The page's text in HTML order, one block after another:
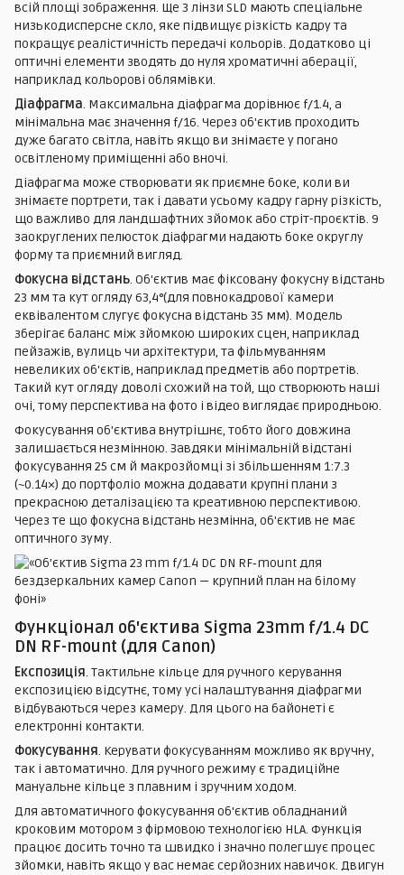
всій площі зображення. Ще 3 лінзи SLD мають спеціальне
низькодисперсне скло, яке підвищує різкість кадру та
покращує реалістичність передачі кольорів. Додатково ці
оптичні елементи зводять до нуля хроматичні аберації,
наприклад кольорові облямівки.
Діафрагма. Максимальна діафрагма дорівнює f/1.4, а
мінімальна має значення f/16. Через об'єктив проходить
дуже багато світла, навіть якщо ви знімаєте у погано
освітленому приміщенні або вночі.
Діафрагма може створювати як приємне боке, коли ви
знімаєте портрети, так і давати усьому кадру гарну різкість,
що важливо для ландшафтних зйомок або стріт-проєктів. 9
заокруглених пелюсток діафрагми надають боке округлу
форму та приємний вигляд.
Фокусна відстань. Об'єктив має фіксовану фокусну відстань
23 мм та кут огляду 63,4°(для повнокадрової камери
еквівалентом слугує фокусна відстань 35 мм). Модель
зберігає баланс між зйомкою широких сцен, наприклад
пейзажів, вулиць чи архітектури, та фільмуванням
невеликих об'єктів, наприклад предметів або портретів.
Такий кут огляду доволі схожий на той, що створюють наші
очі, тому перспектива на фото і відео виглядає природньою.
Фокусування об'єктива внутрішнє, тобто його довжина
залишається незмінною. Завдяки мінімальній відстані
фокусування 25 см й макрозйомці зі збільшенням 1:7.3
(~0.14×) до портфоліо можна додавати крупні плани з
прекрасною деталізацією та креативною перспективою.
Через те що фокусна відстань незмінна, об'єктив не має
оптичного зуму.
Функціонал об'єктива Sigma 23mm f/1.4 DC
DN RF-mount (для Canon)
Експозиція. Тактильне кільце для ручного керування
експозицією відсутнє, тому усі налаштування діафрагми
відбуваються через камеру. Для цього на байонеті є
електронні контакти.
Фокусування. Керувати фокусуванням можливо як вручну,
так і автоматично. Для ручного режиму є традиційне
мануальне кільце з плавним і зручним ходом.
Для автоматичного фокусування об'єктив обладнаний
кроковим мотором з фірмовою технологією HLA. Функція
працює досить точно та швидко і значно полегшує процес
зйомки, навіть якщо у вас немає серйозних навичок. Двигун